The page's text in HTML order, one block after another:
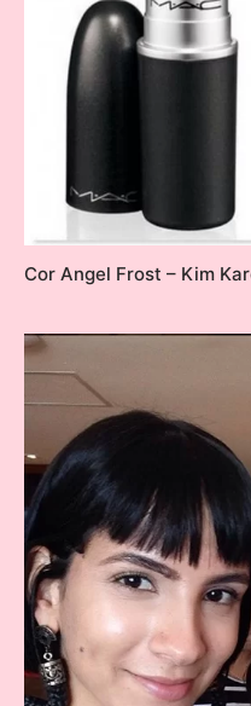
Cor Angel Frost – Kim